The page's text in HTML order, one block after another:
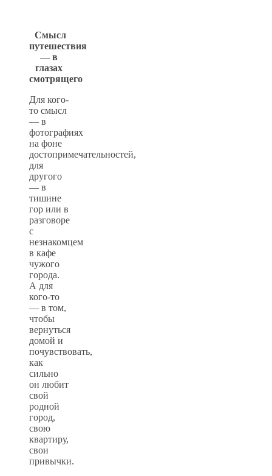
Смысл
путешествия
— в
глазах
смотрящего
Для кого-
то смысл
— в
фотографиях
на фоне
достопримечательностей,
для
другого
— в
тишине
гор или в
разговоре
с
незнакомцем
в кафе
чужого
города.
А для
кого-то
— в том,
чтобы
вернуться
домой и
почувствовать,
как
сильно
он любит
свой
родной
город,
свою
квартиру,
свои
привычки.